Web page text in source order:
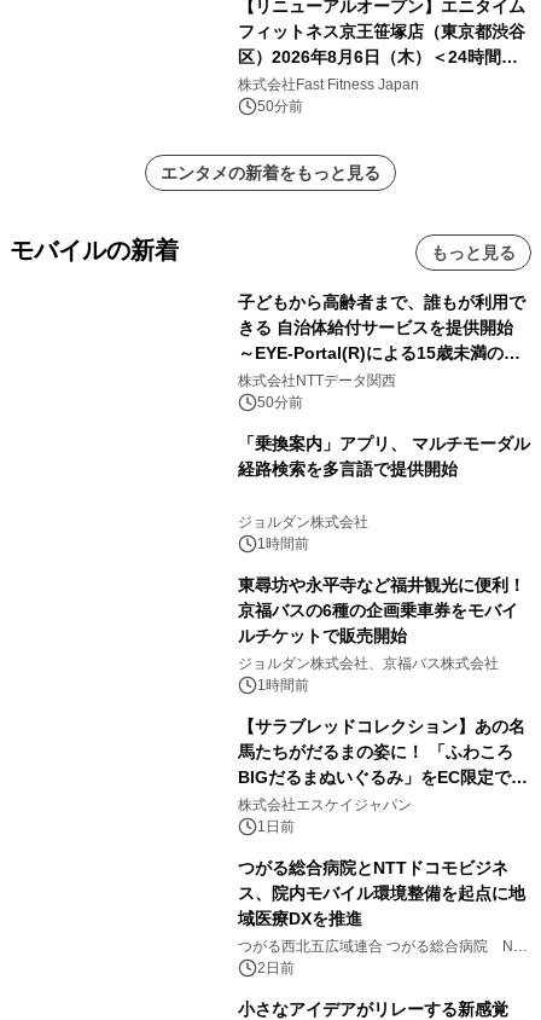
【リニューアルオープン】エニタイム
フィットネス京王笹塚店（東京都渋谷
区）2026年8月6日（木）＜24時間年
中無休のフィットネスジム＞
株式会社Fast Fitness Japan
50分前
エンタメの新着をもっと見る
モバイルの新着 もっと見る
子どもから高齢者まで、誰もが利用で
きる 自治体給付サービスを提供開始
～EYE-Portal(R)による15歳未満の本
人認証と デジタルデバイド対策で実現
～
株式会社NTTデータ関西
50分前
「乗換案内」アプリ、 マルチモーダル
経路検索を多言語で提供開始
ジョルダン株式会社
1時間前
東尋坊や永平寺など福井観光に便利！
京福バスの6種の企画乗車券をモバイ
ルチケットで販売開始
ジョルダン株式会社、京福バス株式会社
1時間前
【サラブレッドコレクション】あの名
馬たちがだるまの姿に！ 「ふわころ
BIGだるまぬいぐるみ」をEC限定で受
注販売開始
株式会社エスケイジャパン
1日前
つがる総合病院とNTTドコモビジネ
ス、院内モバイル環境整備を起点に地
域医療DXを推進
つがる西北五広域連合 つがる総合病院 NTT
ドコモビジネス株式会社
2日前
小さなアイデアがリレーする新感覚